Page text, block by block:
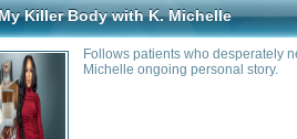
that you didn't see on the runway--the
the catfights, the struggles, the tears
See full summary»
TV